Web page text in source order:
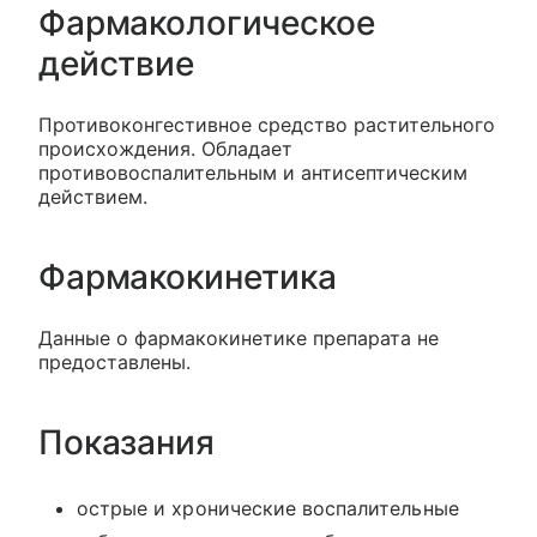
Фармакологическое
действие
Противоконгестивное средство растительного
происхождения. Обладает
противовоспалительным и антисептическим
действием.
Фармакокинетика
Данные о фармакокинетике препарата не
предоставлены.
Показания
острые и хронические воспалительные